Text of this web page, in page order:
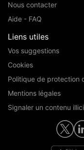
Nous contacter
Aide - FAQ
Liens utiles
Vos suggestions
Cookies
Politique de protection
Mentions légales
Signaler un contenu